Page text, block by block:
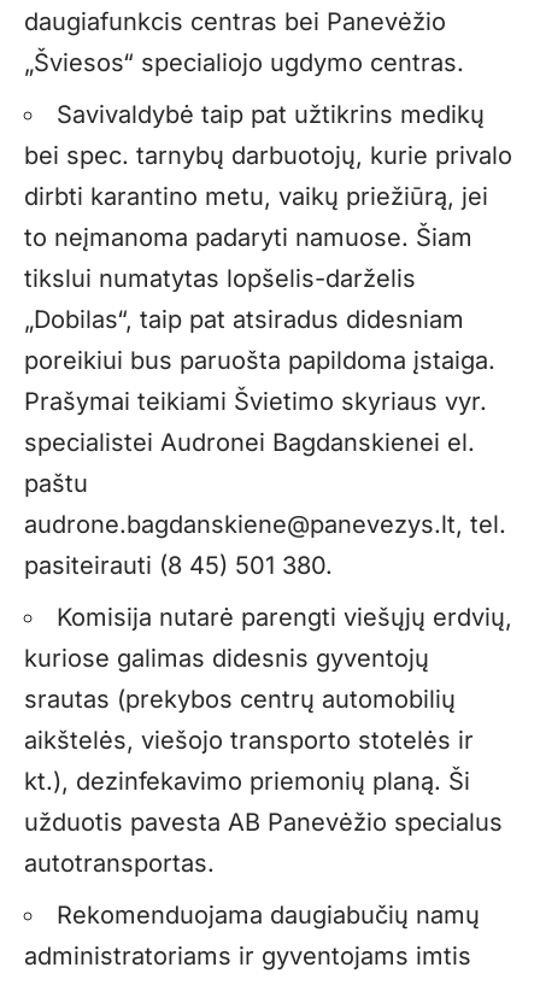
daugiafunkcis centras bei Panevėžio
„Šviesos“ specialiojo ugdymo centras.
Savivaldybė taip pat užtikrins medikų
bei spec. tarnybų darbuotojų, kurie privalo
dirbti karantino metu, vaikų priežiūrą, jei
to neįmanoma padaryti namuose. Šiam
tikslui numatytas lopšelis-darželis
„Dobilas“, taip pat atsiradus didesniam
poreikiui bus paruošta papildoma įstaiga.
Prašymai teikiami Švietimo skyriaus vyr.
specialistei Audronei Bagdanskienei el.
paštu
audrone.bagdanskiene@panevezys.lt, tel.
pasiteirauti (8 45) 501 380.
Komisija nutarė parengti viešųjų erdvių,
kuriose galimas didesnis gyventojų
srautas (prekybos centrų automobilių
aikštelės, viešojo transporto stotelės ir
kt.), dezinfekavimo priemonių planą. Ši
užduotis pavesta AB Panevėžio specialus
autotransportas.
Rekomenduojama daugiabučių namų
administratoriams ir gyventojams imtis